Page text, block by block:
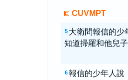
CUVMPT
5 大衛問報信的少
知道掃羅和他兒
6 報信的少年人說